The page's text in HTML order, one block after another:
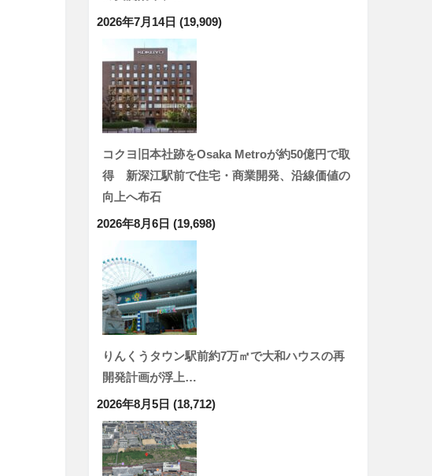
2026年7月14日 (19,909)
コクヨ旧本社跡をOsaka Metroが約50億円で取
得 新深江駅前で住宅・商業開発、沿線価値の
向上へ布石
2026年8月6日 (19,698)
りんくうタウン駅前約7万㎡で大和ハウスの再
開発計画が浮上…
2026年8月5日 (18,712)